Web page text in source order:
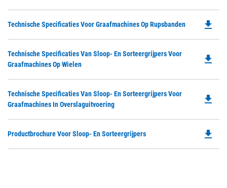
Technische Specificaties Voor Graafmachines Op Rupsbanden file_download
Technische Specificaties Van Sloop- En Sorteergrijpers Voor
Graafmachines Op Wielen
file_download
Technische Specificaties Van Sloop- En Sorteergrijpers Voor
Graafmachines In Overslaguitvoering
file_download
Productbrochure Voor Sloop- En Sorteergrijpers file_download